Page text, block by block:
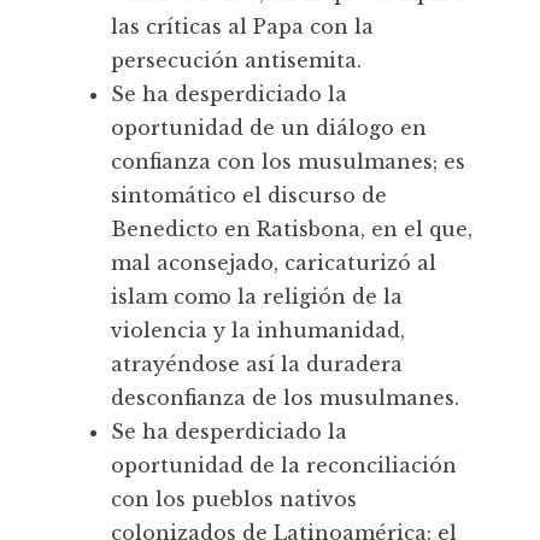
las críticas al Papa con la
persecución antisemita.
Se ha desperdiciado la
oportunidad de un diálogo en
confianza con los musulmanes; es
sintomático el discurso de
Benedicto en Ratisbona, en el que,
mal aconsejado, caricaturizó al
islam como la religión de la
violencia y la inhumanidad,
atrayéndose así la duradera
desconfianza de los musulmanes.
Se ha desperdiciado la
oportunidad de la reconciliación
con los pueblos nativos
colonizados de Latinoamérica: el